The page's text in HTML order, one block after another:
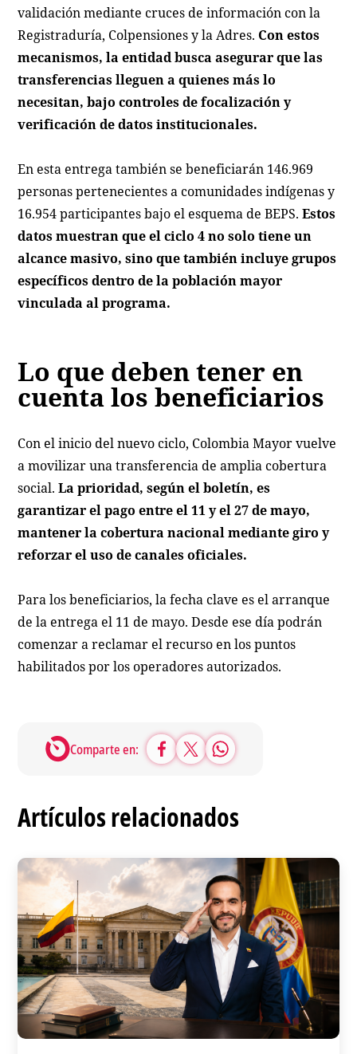
validación mediante cruces de información con la
Registraduría, Colpensiones y la Adres. Con estos
mecanismos, la entidad busca asegurar que las
transferencias lleguen a quienes más lo
necesitan, bajo controles de focalización y
verificación de datos institucionales.
En esta entrega también se beneficiarán 146.969
personas pertenecientes a comunidades indígenas y
16.954 participantes bajo el esquema de BEPS.Estos
datos muestran que el ciclo 4 no solo tiene un
alcance masivo, sino que también incluye grupos
específicos dentro de la población mayor
vinculada al programa.
Lo que deben tener en
cuenta los beneficiarios
Con el inicio del nuevo ciclo, Colombia Mayor vuelve
a movilizar una transferencia de amplia cobertura
social.La prioridad, según el boletín, es
garantizar el pago entre el 11 y el 27 de mayo,
mantener la cobertura nacional mediante giro y
reforzar el uso de canales oficiales.
Para los beneficiarios, la fecha clave es el arranque
de la entrega el 11 de mayo. Desde ese día podrán
comenzar a reclamar el recurso en los puntos
habilitados por los operadores autorizados.
Comparte en:
Artículos relacionados